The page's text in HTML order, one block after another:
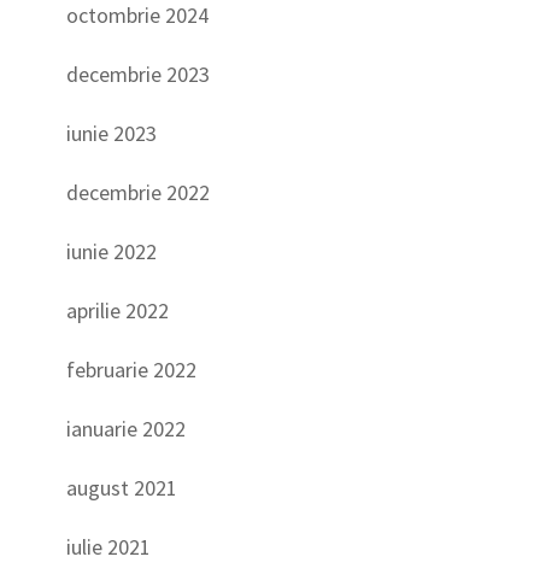
octombrie 2024
decembrie 2023
iunie 2023
decembrie 2022
iunie 2022
aprilie 2022
februarie 2022
ianuarie 2022
august 2021
iulie 2021